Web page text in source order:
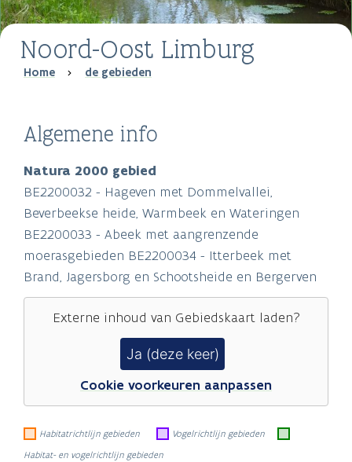
Noord-Oost Limburg
Breadcrumb
Home de gebieden
Algemene info
Natura 2000 gebied
BE2200032 - Hageven met Dommelvallei,
Beverbeekse heide, Warmbeek en Wateringen
BE2200033 - Abeek met aangrenzende
moerasgebieden BE2200034 - Itterbeek met
Brand, Jagersborg en Schootsheide en Bergerven
Externe inhoud van Gebiedskaartladen?
Ja (deze keer)
Cookie voorkeuren aanpassen
Habitatrichtlijn gebieden
Vogelrichtlijn gebieden
Habitat- en vogelrichtlijn gebieden